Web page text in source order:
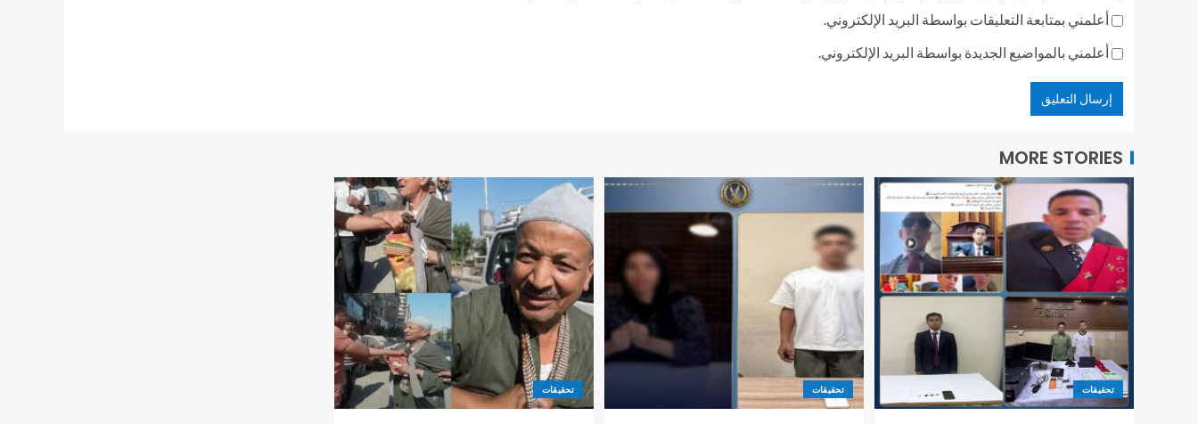
أعلمني بمتابعة التعليقات بواسطة البريد الإلكتروني.
أعلمني بالمواضيع الجديدة بواسطة البريد الإلكتروني.
MORE STORIES
تحقيقات تحقيقات تحقيقات